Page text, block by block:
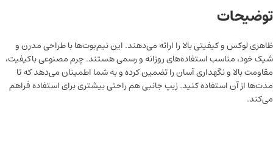
توضیحات
ظاهری لوکس و کیفیتی بالا را ارائه می‌دهند. این نیم‌بوت‌ها با طراحی مدرن و
شیک خود، مناسب استفاده‌های روزانه و رسمی هستند. چرم مصنوعی باکیفیت،
مقاومت بالا و نگهداری آسان را تضمین کرده و به شما اطمینان می‌دهد که تا
مدت‌ها از آن استفاده کنید. زیپ جانبی هم راحتی بیشتری برای استفاده فراهم
می‌کند.